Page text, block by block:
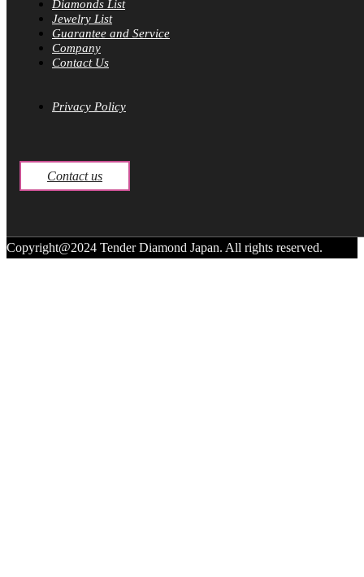
Diamonds List
Jewelry List
Guarantee and Service
Company
Contact Us
Privacy Policy
Contact us
Copyright@2024 Tender Diamond Japan. All rights reserved.